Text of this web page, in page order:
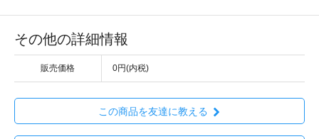
その他の詳細情報
販売価格 0円(内税)
この商品を友達に教える